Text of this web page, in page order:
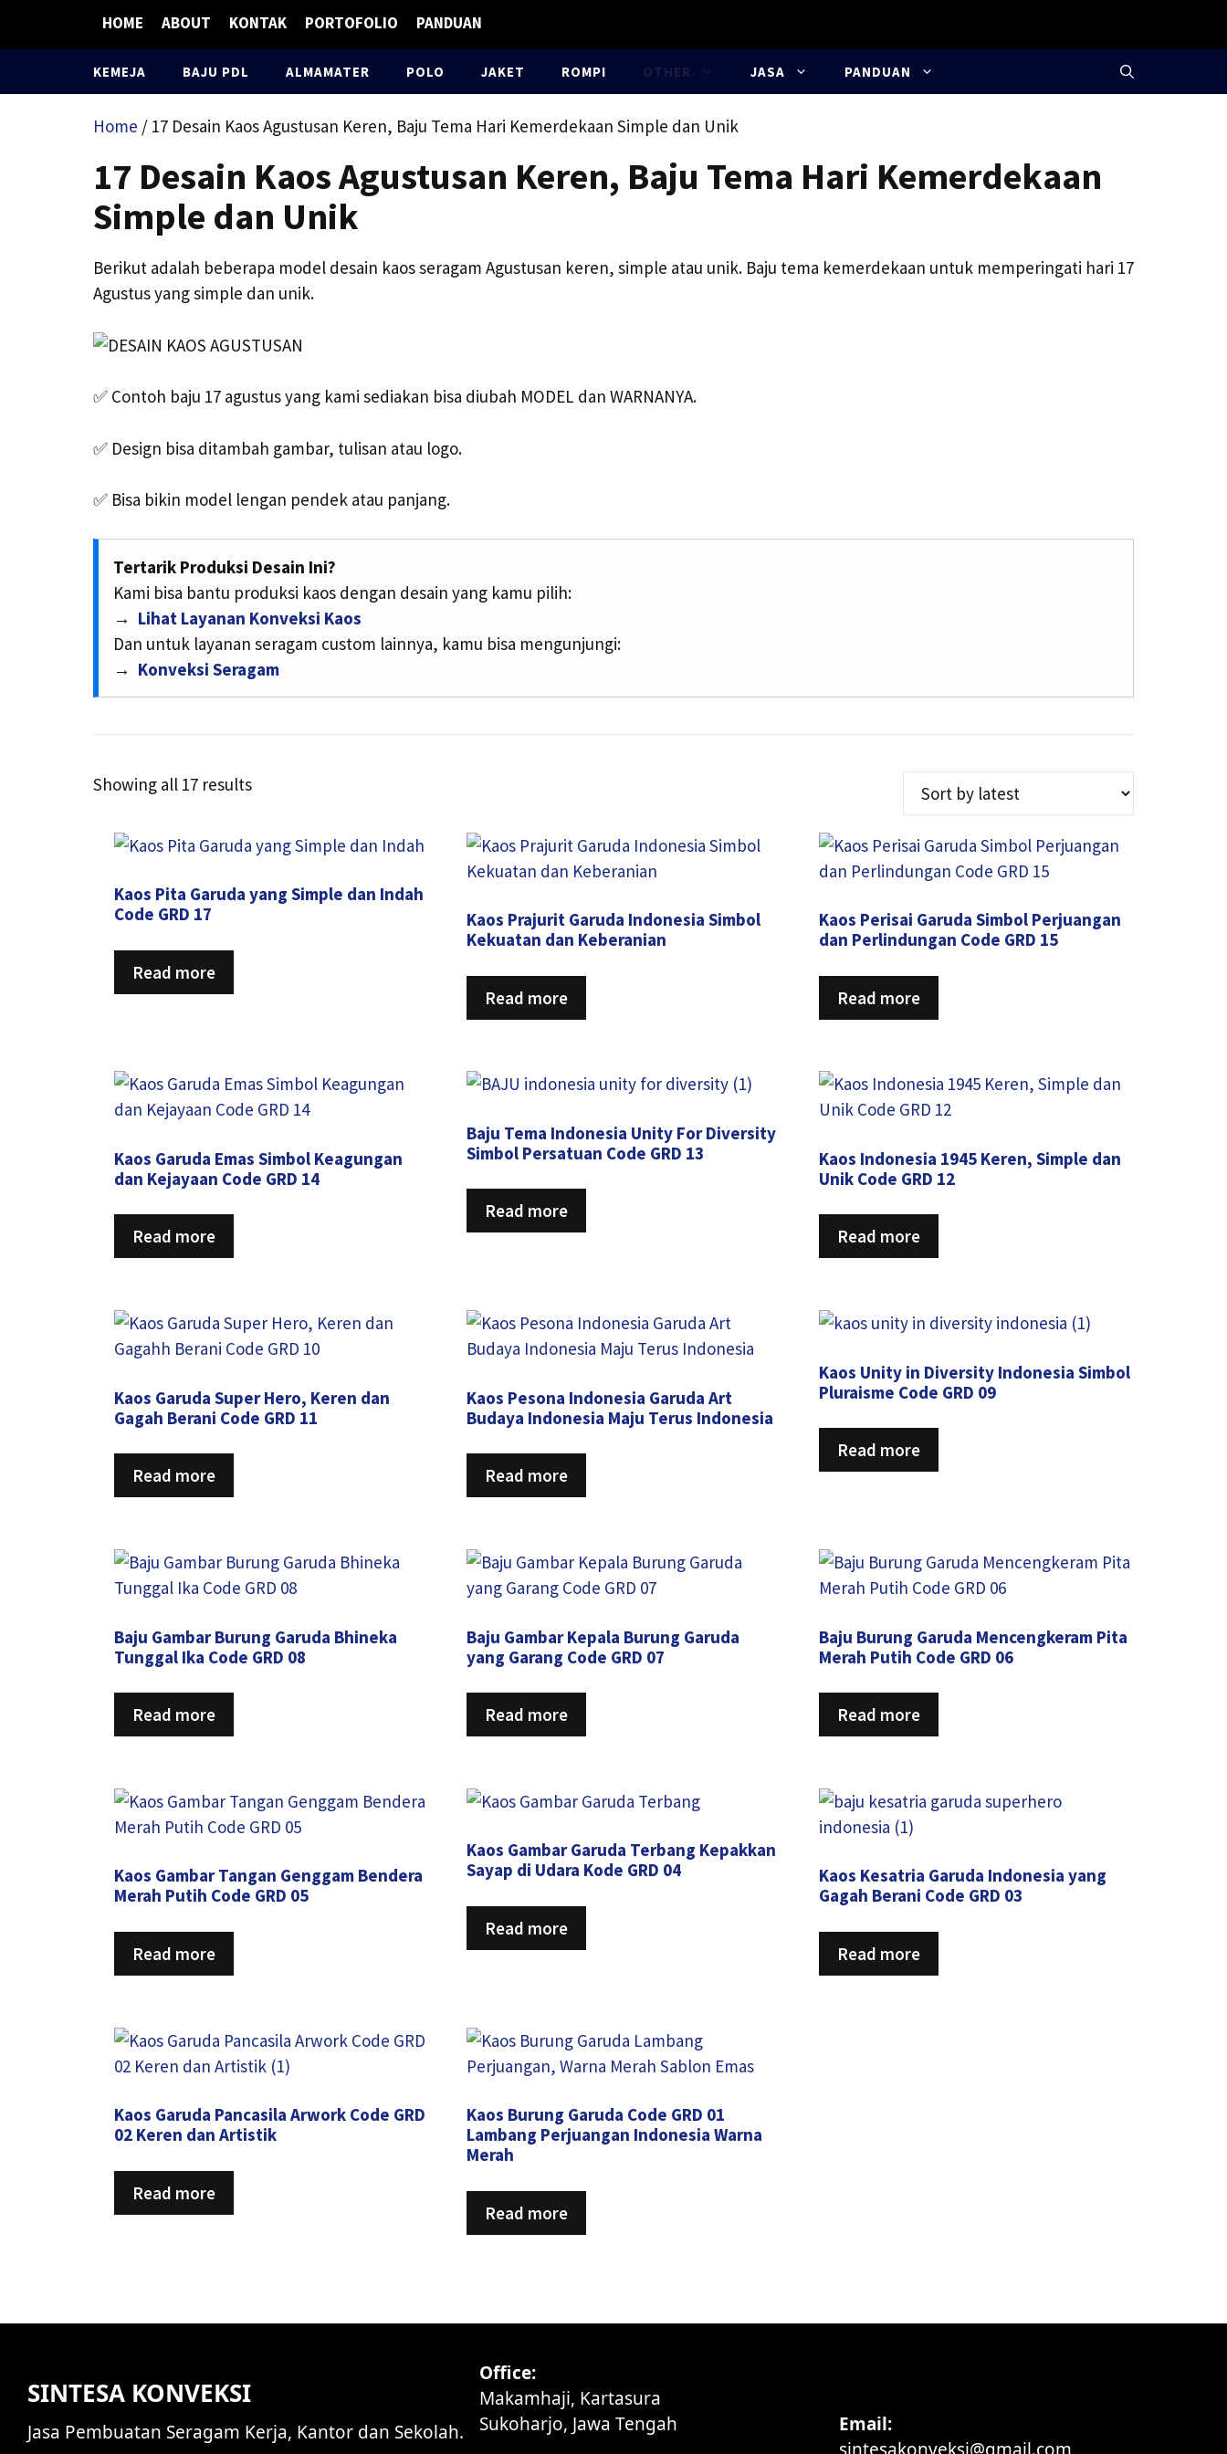
HOME ABOUT KONTAK PORTOFOLIO PANDUAN
KEMEJA BAJU PDL ALMAMATER POLO JAKET ROMPI OTHER JASA PANDUAN
Home / 17 Desain Kaos Agustusan Keren, Baju Tema Hari Kemerdekaan Simple dan Unik
17 Desain Kaos Agustusan Keren, Baju Tema Hari Kemerdekaan
Simple dan Unik
Berikut adalah beberapa model desain kaos seragam Agustusan keren, simple atau unik. Baju tema kemerdekaan untuk memperingati hari 17
Agustus yang simple dan unik.
✅ Contoh baju 17 agustus yang kami sediakan bisa diubah MODEL dan WARNANYA.
✅ Design bisa ditambah gambar, tulisan atau logo.
✅ Bisa bikin model lengan pendek atau panjang.
Tertarik Produksi Desain Ini?
Kami bisa bantu produksi kaos dengan desain yang kamu pilih:
→ Lihat Layanan Konveksi Kaos
Dan untuk layanan seragam custom lainnya, kamu bisa mengunjungi:
→ Konveksi Seragam
Showing all 17 resultsSorted
Kaos Pita Garuda yang Simple dan Indah
Code GRD 17
Read more
Kaos Prajurit Garuda Indonesia Simbol
Kekuatan dan Keberanian
Read more
Kaos Perisai Garuda Simbol Perjuangan
dan Perlindungan Code GRD 15
Read more
Kaos Garuda Emas Simbol Keagungan
dan Kejayaan Code GRD 14
Read more
Baju Tema Indonesia Unity For Diversity
Simbol Persatuan Code GRD 13
Read more
Kaos Indonesia 1945 Keren, Simple dan
Unik Code GRD 12
Read more
Kaos Garuda Super Hero, Keren dan
Gagah Berani Code GRD 11
Read more
Kaos Pesona Indonesia Garuda Art
Budaya Indonesia Maju Terus Indonesia
Read more
Kaos Unity in Diversity Indonesia Simbol
Pluraisme Code GRD 09
Read more
Baju Gambar Burung Garuda Bhineka
Tunggal Ika Code GRD 08
Read more
Baju Gambar Kepala Burung Garuda
yang Garang Code GRD 07
Read more
Baju Burung Garuda Mencengkeram Pita
Merah Putih Code GRD 06
Read more
Kaos Gambar Tangan Genggam Bendera
Merah Putih Code GRD 05
Read more
Kaos Gambar Garuda Terbang Kepakkan
Sayap di Udara Kode GRD 04
Read more
Kaos Kesatria Garuda Indonesia yang
Gagah Berani Code GRD 03
Read more
Kaos Garuda Pancasila Arwork Code GRD
02 Keren dan Artistik
Read more
Kaos Burung Garuda Code GRD 01
Lambang Perjuangan Indonesia Warna
Merah
Read more
SINTESA KONVEKSI
Jasa Pembuatan Seragam Kerja, Kantor dan Sekolah.
Office:
Makamhaji, Kartasura
Sukoharjo, Jawa Tengah
Email: